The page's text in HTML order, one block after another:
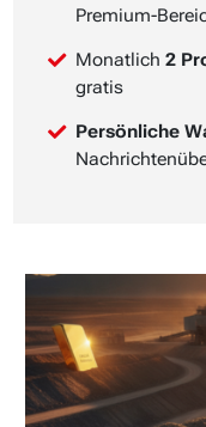
Premium-
Monatlich 2
gratis
Persönliche